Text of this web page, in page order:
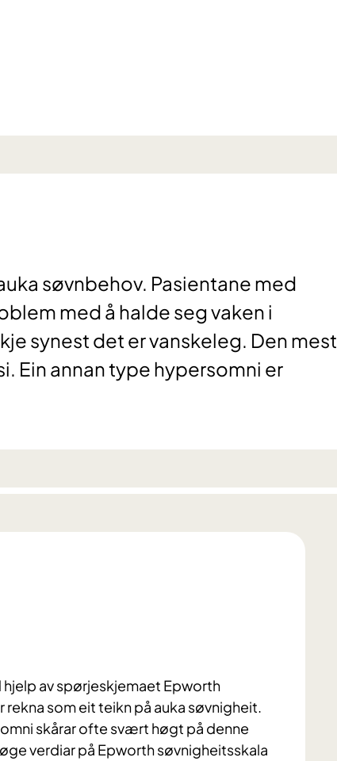
søvnbehov. Pasientane med
med å halde seg vaken i
synest det er vanskeleg. Den mest
Ein annan type hypersomni er
av spørjeskjemaet Epworth
rekna som eit teikn på auka søvnigheit.
skårar ofte svært høgt på denne
verdiar på Epworth søvnigheitsskala